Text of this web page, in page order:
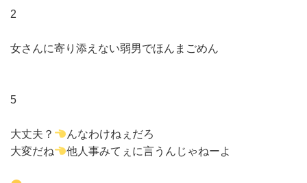
2
女さんに寄り添えない弱男でほんまごめん
5
大丈夫？
んなわけねぇだろ
大変だね
他人事みてぇに言うんじゃねーよ